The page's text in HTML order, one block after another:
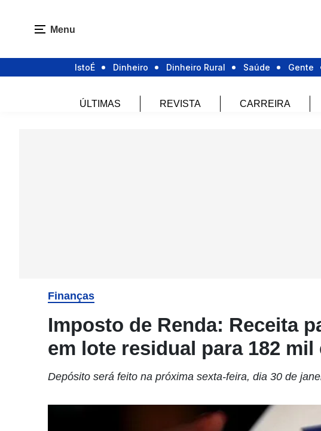
Menu
IstoÉ Dinheiro Dinheiro Rural Saúde Gente
ÚLTIMAS REVISTA CARREIRA
Finanças
Imposto de Renda: Receita
em lote residual para 182
Depósito será feito na próxima sexta-feira, dia 30 de